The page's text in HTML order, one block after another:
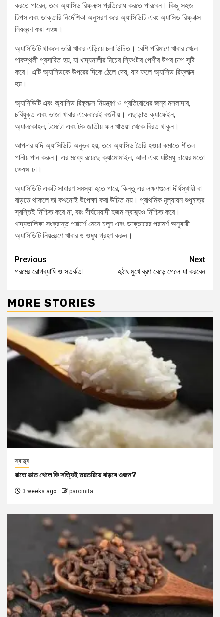
করতে পারেন, তবে অ্যাসিড রিফ্লাক্স প্রতিরোধ করতে পারবেন। কিছু সহজ
টিপস এবং ডাক্তারি নির্দেশিকা অনুসরণ করে অ্যাসিডিটি এবং অ্যাসিড রিফ্লাক্স
নিয়ন্ত্রণ করা সহজ।
অ্যাসিডিটি থাকলে ভারী খাবার এড়িয়ে চলা উচিত। বেশি পরিমাণে খাবার খেলে
পাকস্থলী প্রসারিত হয়, যা খাদ্যনালীর নিচের স্ফিংটার পেশীর উপর চাপ সৃষ্টি
করে। এটি অ্যাসিডকে উপরের দিকে ঠেলে দেয়, যার ফলে অ্যাসিড রিফ্লাক্স
হয়।
অ্যাসিডিটি এবং অ্যাসিড রিফ্লাক্স নিয়ন্ত্রণ ও প্রতিরোধের জন্য মসলাদার,
চর্বিযুক্ত এবং ভাজা খাবার একেবারেই বর্জনীয়। এছাড়াও ক্যাফেইন,
অ্যালকোহল, টমেটো এবং টক জাতীয় ফল খাওয়া থেকে বিরত থাকুন।
আপনার যদি অ্যাসিডিটি অনুভব হয়, তবে অ্যাসিড তৈরি হওয়া কমাতে শীতল
পানীয় পান করুন। এর মধ্যে রয়েছে ক্যামোমাইল, আদা এবং যষ্টিমধু চায়ের মতো
ভেষজ চা।
অ্যাসিডিটি একটি সাধারণ সমস্যা হতে পারে, কিন্তু এর লক্ষণগুলো দীর্ঘস্থায়ী বা
বাড়তে থাকলে তা কখনোই উপেক্ষা করা উচিত নয়। প্রাথমিক মূল্যায়ন শুধুমাত্র
স্বস্তিই নিশ্চিত করে না, বরং দীর্ঘমেয়াদী হজম স্বাস্থ্যও নিশ্চিত করে।
খাদ্যতালিকা সংক্রান্ত পরামর্শ মেনে চলুন এবং ডাক্তারের পরামর্শ অনুযায়ী
অ্যাসিডিটি নিয়ন্ত্রণে খাবার ও ওষুধ গ্রহণ করুন।
Previous
গরমের রোগব্যাধি ও সতর্কতা
Next
হঠাৎ মুখে ব্রণ বেড়ে গেলে যা করবেন
MORE STORIES
স্বাস্থ্য
রাতে ভাত খেলে কি সত্যিই তরতরিয়ে বাড়বে ওজন?
3 weeks ago paromita